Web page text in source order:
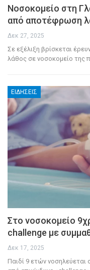
Νοσοκομείο στη
από αποτέφρωση
Δεκ 27, 2025
Σε εξέλιξη βρίσκεται
λάθος σε νοσοκομείο της
ΕΙΔΉΣΕΙΣ
Στο νοσοκομείο
challenge με
Δεκ 17, 2025
Παιδί 9 ετών νοσηλεύεται